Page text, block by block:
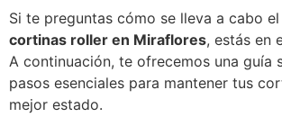
Si te preguntas cómo se lleva a cabo el
cortinas roller en Miraflores, estás en
A continuación, te ofrecemos una guía
pasos esenciales para mantener tus
mejor estado.